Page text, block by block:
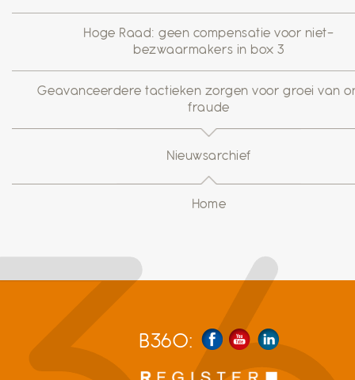
Hoge Raad: geen compensatie voor niet-
bezwaarmakers in box 3
Geavanceerdere tactieken zorgen voor groei van
fraude
Nieuwsarchief
Home
B360: